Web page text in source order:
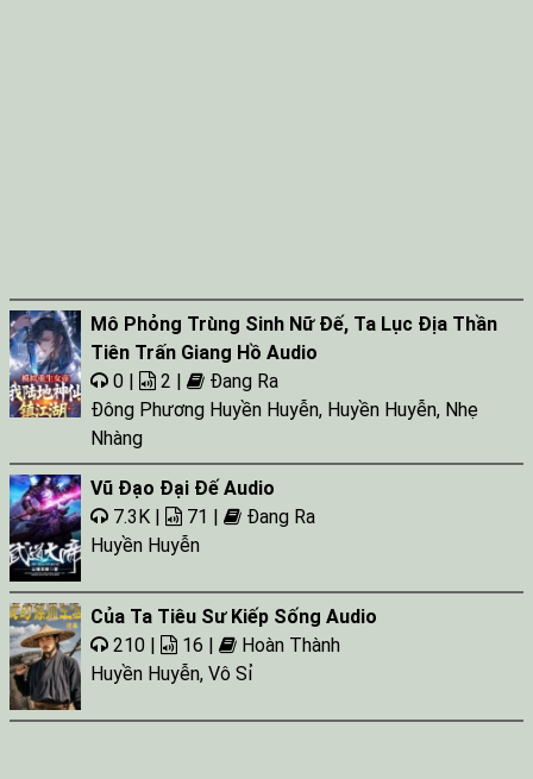
Mô Phỏng Trùng Sinh Nữ Đế, Ta Lục Địa Thần
Tiên Trấn Giang Hồ Audio
0 |
2 |
Đang Ra
Đông Phương Huyền Huyễn, Huyền Huyễn, Nhẹ
Nhàng
Vũ Đạo Đại Đế Audio
7.3K |
71 |
Đang Ra
Huyền Huyễn
Của Ta Tiêu Sư Kiếp Sống Audio
210 |
16 |
Hoàn Thành
Huyền Huyễn, Vô Sỉ